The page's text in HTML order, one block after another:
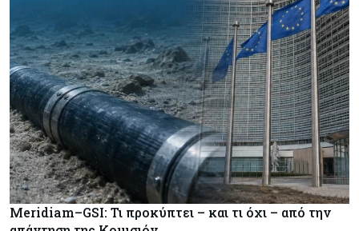
Meridiam–GSI: Τι προκύπτει – και τι όχι – από την